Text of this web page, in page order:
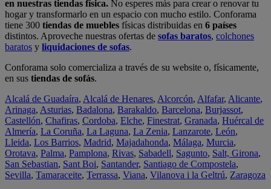
en nuestras tiendas física. No esperes más para crear o renovar tu
hogar y transformarlo en un espacio con mucho estilo. Conforama
tiene 300 tiendas de muebles físicas distribuidas en 6 países
distintos. Aproveche nuestras ofertas de sofas baratos, colchones
baratos y liquidaciones de sofas.
Conforama solo comercializa a través de su website o, físicamente,
en sus tiendas de sofás.
Alcalá de Guadaíra, Alcalá de Henares, Alcorcón, Alfafar, Alicante,
Arinaga, Asturias, Badalona, Barakaldo, Barcelona, Burjassot,
Castellón, Chafiras, Cordoba, Elche, Finestrat, Granada, Huércal de
Almería, La Coruña, La Laguna, La Zenia, Lanzarote, León,
Lleida, Los Barrios, Madrid, Majadahonda, Málaga, Murcia,
Orotava, Palma, Pamplona, Rivas, Sabadell, Sagunto, Salt, Girona,
San Sebastian, Sant Boi, Santander, Santiago de Compostela,
Sevilla, Tamaraceite, Terrassa, Viana, Vilanova i la Geltrú, Zaragoza